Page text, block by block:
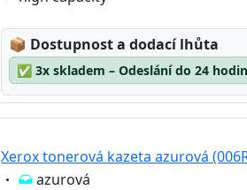
📦 Lagerstatus:
Dostupnost a dodací lhůta
✅ 3x skladem – Odeslání do 24 hodin
Xerox tonerová kazeta azurová
Eigenschaft:
azurová